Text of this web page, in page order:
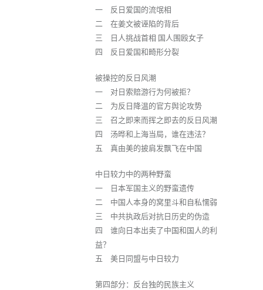
一 反日爱国的流氓相
二 在姜文被诬陷的背后
三 日人挑战首相 国人围殴女子
四 反日爱国和畸形分裂
被操控的反日风潮
一 对日索赔游行为何被拒？
二 为反日降温的官方舆论攻势
三 召之即来而挥之即去的反日风潮
四 汤晔和上海当局，谁在违法？
五 真由美的披肩发飘飞在中国
中日较力中的两种野蛮
一 日本军国主义的野蛮遗传
二 中国人本身的窝里斗和自私懦弱
三 中共执政后对抗日历史的伪造
四 谁向日本出卖了中国和国人的利
益？
五 美日同盟与中日较力
第四部分：反台独的民族主义